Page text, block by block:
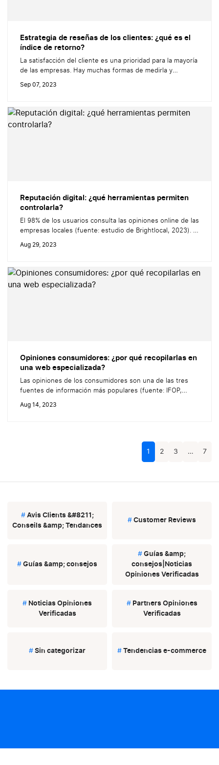
Estrategia de reseñas de los clientes: ¿qué es el
índice de retorno?
La satisfacción del cliente es una prioridad para la mayoría
de las empresas. Hay muchas formas de medirla y
experiencia en línea o en la tienda, se recopilan reseñas
Sep 07, 2023
Reputación digital: ¿qué herramientas permiten
controlarla?
El 98% de los usuarios consulta las opiniones online de las
empresas locales (fuente: estudio de Brightlocal, 2023). A
reputación digital. Por tanto, es necesario que las
digital. No obstante, ¿Cómo podemos supervisar y...
Aug 29, 2023
Opiniones consumidores: ¿por qué recopilarlas en
una web especializada?
Las opiniones de los consumidores son una de las tres
fuentes de información más populares (fuente: IFOP,
internautas no solo se fijan en el número de estrellas y en
Aug 14, 2023
1 2 3 … 7
# Avis Clients &#8211;
Conseils &amp; Tendances
# Customer Reviews
# Guías &amp; consejos
# Guías &amp;
consejos|Noticias
Opiniones Verificadas
# Noticias Opiniones
Verificadas
# Partners Opiniones
Verificadas
# Sin categorizar # Tendencias e-commerce